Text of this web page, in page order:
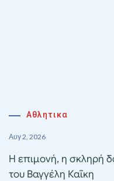
Αθλητικα
Αυγ 2, 2026
Η επιμονή, η σκληρή
του Βαγγέλη Καΐκη